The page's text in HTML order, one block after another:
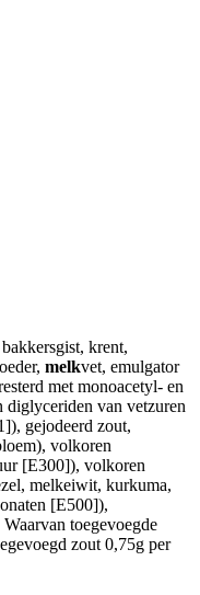
krent,
melkvet, emulgator
met monoacetyl- en
van vetzuren
gejodeerd zout,
volkoren
[E300]), volkoren
melkeiwit, kurkuma,
[E500]),
toegevoegde
zout 0,75g per